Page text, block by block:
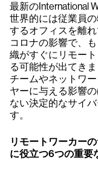
最新のInternational
世界的には従業員
するオフィスを離
コロナの影響で、
織がすぐにリモー
る可能性が出てき
チームやネットワ
ヤーに与える影響
ない決定的なサイ
す。
リモートワーカー
に役立つ6つの重要